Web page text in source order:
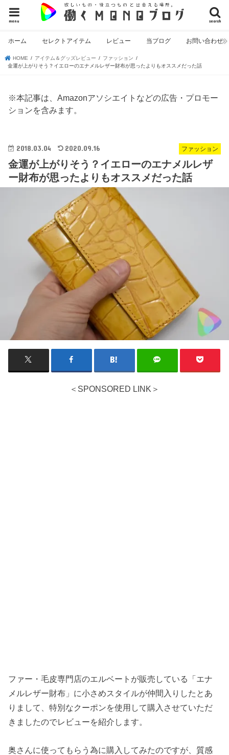
search
menu
ホーム セレクトアイテム レビュー 当ブログ お問い合わせ
HOME アイテム＆グッズレビュー
ファッション
金運が上がりそう？イエローのエナメルレザー財布が思ったよりもオススメだった話
※本記事は、Amazonアソシエイトなどの広告・プロモー
ションを含みます。
ファッション
2018.03.04 2020.09.16
金運が上がりそう？イエローのエナメルレザ
ー財布が思ったよりもオススメだった話
＜SPONSORED LINK＞
ファー・毛皮専門店のエルベートが販売している「エナ
メルレザー財布」に小さめスタイルが仲間入りしたとあ
りまして、特別なクーポンを使用して購入させていただ
きましたのでレビューを紹介します。
奥さんに使ってもらう為に購入してみたのですが、質感